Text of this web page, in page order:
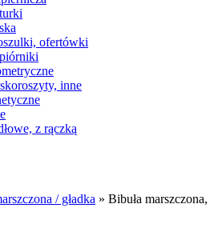
ofertówki
inne
z rączką
/ gładka » Bibuła marszczona,